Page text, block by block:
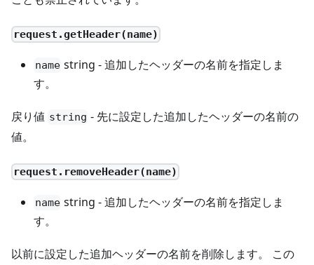
request.getHeader(name)
name string - 追加したヘッダーの名前を指定しま
す。
戻り値 string - 先に設定した追加したヘッダーの名前の
値。
request.removeHeader(name)
name string - 追加したヘッダーの名前を指定しま
す。
以前に設定した追加ヘッダーの名前を削除します。 この